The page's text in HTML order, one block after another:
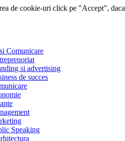
de cookie-uri click pe "Accept",
Comunicare
si advertising
de succes
Speaking